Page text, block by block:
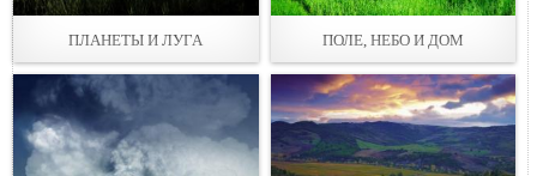
ПЛАНЕТЫ И ЛУГА ПОЛЕ, НЕБО И ДОМ